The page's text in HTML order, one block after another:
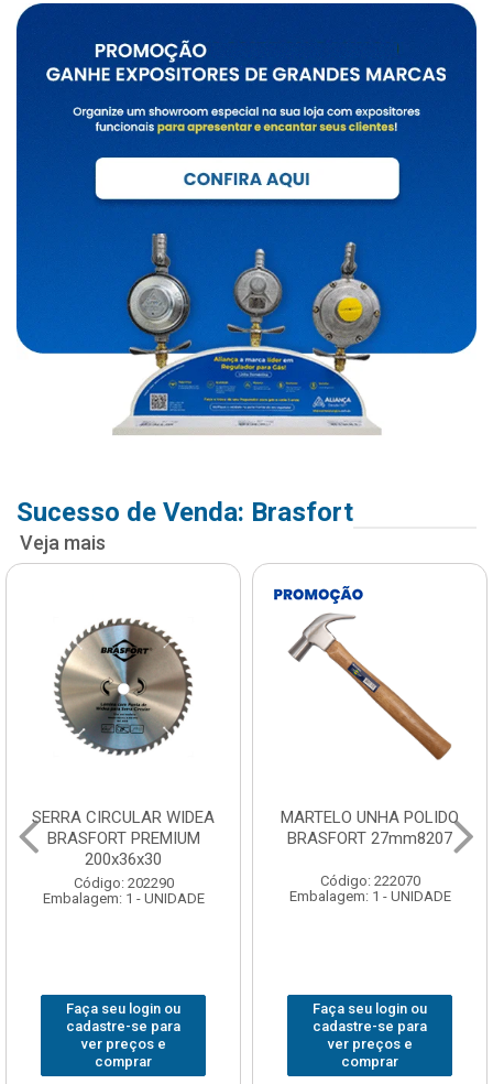
Sucesso de Venda: Brasfort
Veja mais
SERRA CIRCULAR WIDEA
BRASFORT PREMIUM
200x36x30
Código: 202290
Embalagem: 1 - UNIDADE
Faça seu login ou
cadastre-se para
ver preços e
comprar
MARTELO UNHA POLIDO
BRASFORT 27mm8207
Código: 222070
Embalagem: 1 - UNIDADE
Faça seu login ou
cadastre-se para
ver preços e
comprar